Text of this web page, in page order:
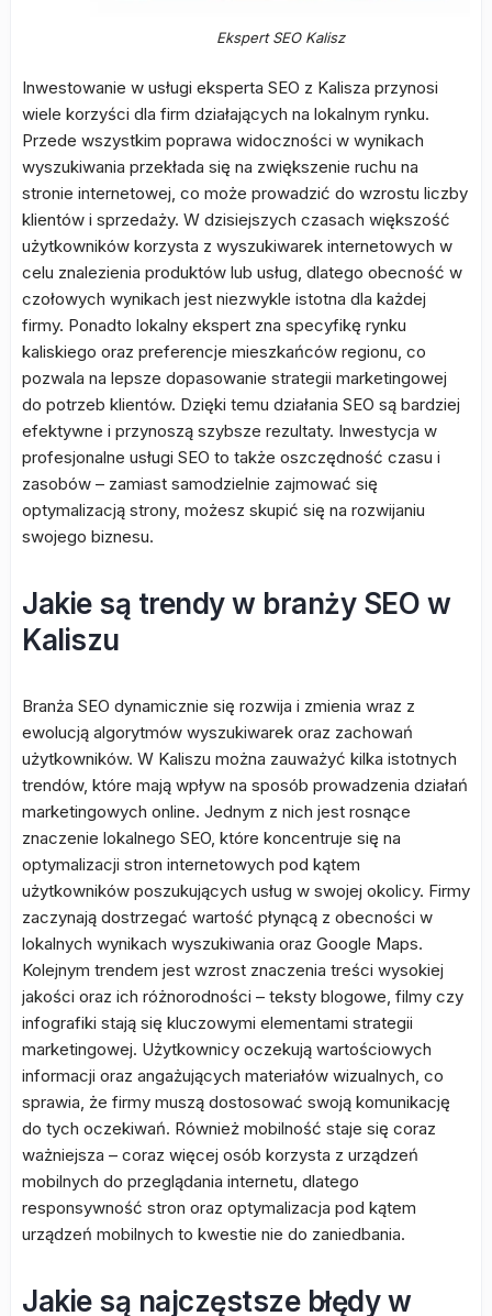
Ekspert SEO Kalisz
Inwestowanie w usługi eksperta SEO z Kalisza przynosi
wiele korzyści dla firm działających na lokalnym rynku.
Przede wszystkim poprawa widoczności w wynikach
wyszukiwania przekłada się na zwiększenie ruchu na
stronie internetowej, co może prowadzić do wzrostu liczby
klientów i sprzedaży. W dzisiejszych czasach większość
użytkowników korzysta z wyszukiwarek internetowych w
celu znalezienia produktów lub usług, dlatego obecność w
czołowych wynikach jest niezwykle istotna dla każdej
firmy. Ponadto lokalny ekspert zna specyfikę rynku
kaliskiego oraz preferencje mieszkańców regionu, co
pozwala na lepsze dopasowanie strategii marketingowej
do potrzeb klientów. Dzięki temu działania SEO są bardziej
efektywne i przynoszą szybsze rezultaty. Inwestycja w
profesjonalne usługi SEO to także oszczędność czasu i
zasobów – zamiast samodzielnie zajmować się
optymalizacją strony, możesz skupić się na rozwijaniu
swojego biznesu.
Jakie są trendy w branży SEO w
Kaliszu
Branża SEO dynamicznie się rozwija i zmienia wraz z
ewolucją algorytmów wyszukiwarek oraz zachowań
użytkowników. W Kaliszu można zauważyć kilka istotnych
trendów, które mają wpływ na sposób prowadzenia działań
marketingowych online. Jednym z nich jest rosnące
znaczenie lokalnego SEO, które koncentruje się na
optymalizacji stron internetowych pod kątem
użytkowników poszukujących usług w swojej okolicy. Firmy
zaczynają dostrzegać wartość płynącą z obecności w
lokalnych wynikach wyszukiwania oraz Google Maps.
Kolejnym trendem jest wzrost znaczenia treści wysokiej
jakości oraz ich różnorodności – teksty blogowe, filmy czy
infografiki stają się kluczowymi elementami strategii
marketingowej. Użytkownicy oczekują wartościowych
informacji oraz angażujących materiałów wizualnych, co
sprawia, że firmy muszą dostosować swoją komunikację
do tych oczekiwań. Również mobilność staje się coraz
ważniejsza – coraz więcej osób korzysta z urządzeń
mobilnych do przeglądania internetu, dlatego
responsywność stron oraz optymalizacja pod kątem
urządzeń mobilnych to kwestie nie do zaniedbania.
Jakie są najczęstsze błędy w